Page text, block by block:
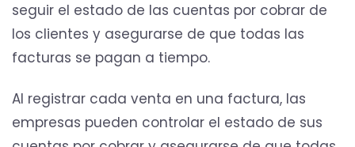
seguir el estado de las cuentas por cobrar de
los clientes y asegurarse de que todas las
facturas se pagan a tiempo.
Al registrar cada venta en una factura, las
empresas pueden controlar el estado de sus